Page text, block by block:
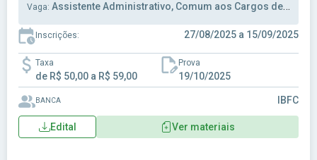
Vaga: Assistente Administrativo, Comum aos Cargos de Ensino Fundamental
Inscrições: 27/08/2025 a 15/09/2025
Taxa
de R$ 50,00 a R$ 59,00
Prova
19/10/2025
BANCA IBFC
Edital Ver materiais